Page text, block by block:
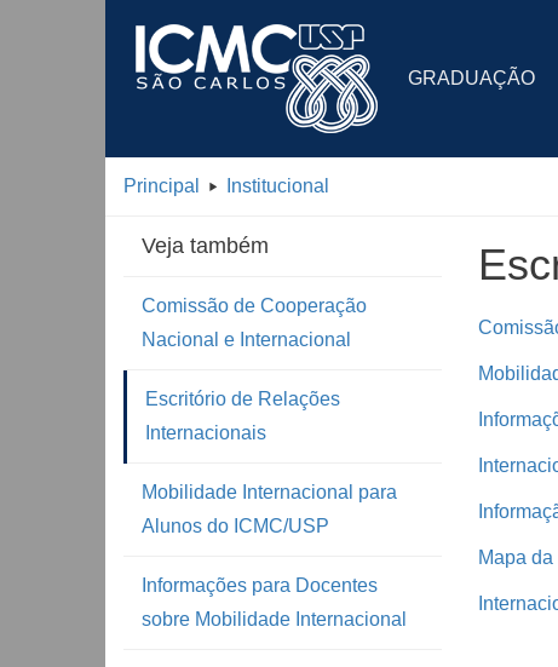
GRADUAÇÃO
Principal Institucional
Veja também
Comissão de Cooperação
Nacional e Internacional
Escritório de Relações
Internacionais
Mobilidade Internacional para
Alunos do ICMC/USP
Informações para Docentes
sobre Mobilidade Internacional
Mapa